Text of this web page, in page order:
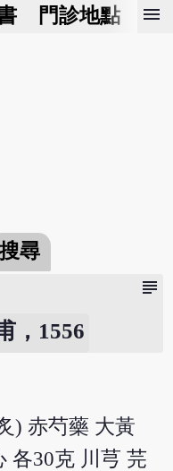
門診地點 預
menu
搜尋
subject
，1556
) 赤芍藥 大黃
各30克 川芎 芫